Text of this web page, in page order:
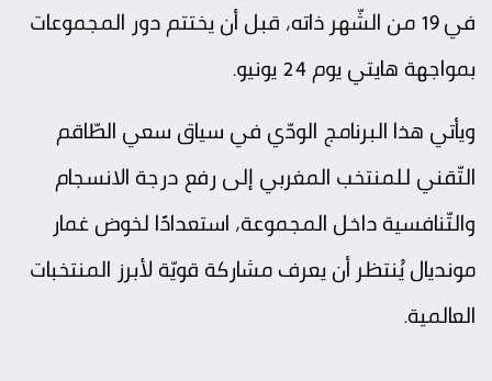
في 19 من الشّهر ذاته، قبل أن يختتم دور المجموعات
بمواجهة هايتي يوم 24 يونيو.
ويأتي هذا البرنامج الودّي في سياق سعي الطّاقم
التّقني للمنتخب المغربي إلى رفع درجة الانسجام
والتّنافسية داخل المجموعة، استعدادًا لخوض غمار
مونديال يُنتظر أن يعرف مشاركة قويّة لأبرز المنتخبات
العالمية.